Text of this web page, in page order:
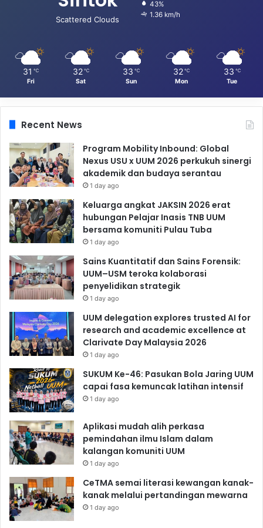
Scattered Clouds
43%
1.36 km/h
31 ℃
Fri
32 ℃
Sat
33 ℃
Sun
32 ℃
Mon
33 ℃
Tue
Recent News
Program Mobility Inbound: Global
Nexus USU x UUM 2026 perkukuh sinergi
akademik dan budaya serantau
1 day ago
Keluarga angkat JAKSIN 2026 erat
hubungan Pelajar Inasis TNB UUM
bersama komuniti Pulau Tuba
1 day ago
Sains Kuantitatif dan Sains Forensik:
UUM–USM teroka kolaborasi
penyelidikan strategik
1 day ago
UUM delegation explores trusted AI for
research and academic excellence at
Clarivate Day Malaysia 2026
1 day ago
SUKUM Ke-46: Pasukan Bola Jaring UUM
capai fasa kemuncak latihan intensif
1 day ago
Aplikasi mudah alih perkasa
pemindahan ilmu Islam dalam
kalangan komuniti UUM
1 day ago
CeTMA semai literasi kewangan kanak-
kanak melalui pertandingan mewarna
1 day ago